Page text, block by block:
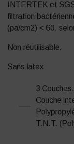
INTERTEK et
filtration
(pa/cm2) < 60,
Non réutilisable.
Sans latex
3
Couche
T.N.T.